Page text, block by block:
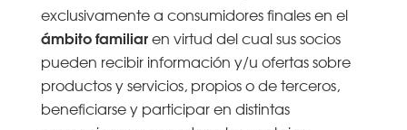
exclusivamente a consumidores finales en el
ámbito familiaren virtud del cual sus socios
pueden recibir información y/u ofertas sobre
productos y servicios, propios o de terceros,
beneficiarse y participar en distintas